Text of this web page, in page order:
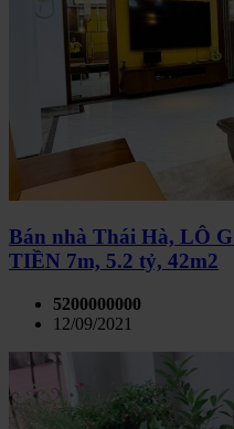
Bán nhà Thái Hà, LÔ
TIỀN 7m, 5.2 tỷ, 42m2
5200000000
12/09/2021